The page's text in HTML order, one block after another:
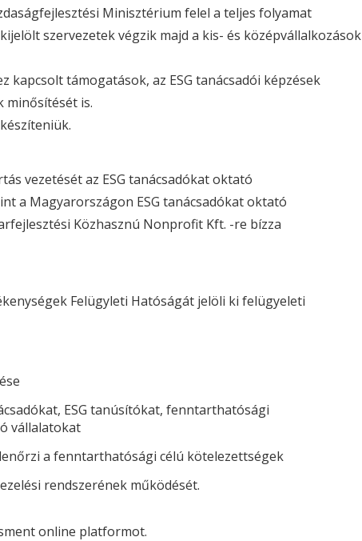
Minisztérium felel a teljes folyamat
szervezetek végzik majd a kis- és középvállalkozások
kapcsolt támogatások, az ESG tanácsadói képzések
minősítését is.
vezetését az ESG tanácsadókat oktató
a Magyarországon ESG tanácsadókat oktató
Közhasznú Nonprofit Kft. -re bízza
Felügyleti Hatóságát jelöli ki felügyeleti
ESG tanúsítókat, fenntarthatósági
vállalatokat
a fenntarthatósági célú kötelezettségek
rendszerének működését.
online platformot.